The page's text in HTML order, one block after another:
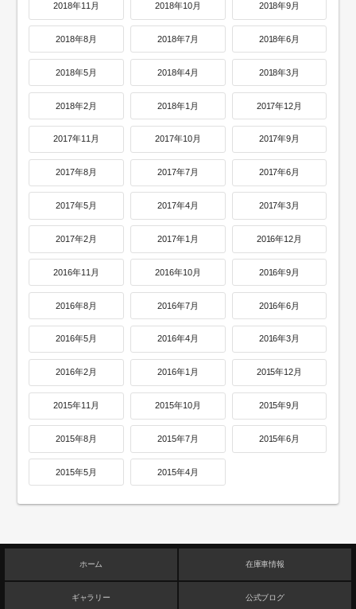
2018年11月 2018年10月 2018年9月
2018年8月 2018年7月 2018年6月
2018年5月 2018年4月 2018年3月
2018年2月 2018年1月 2017年12月
2017年11月 2017年10月 2017年9月
2017年8月 2017年7月 2017年6月
2017年5月 2017年4月 2017年3月
2017年2月 2017年1月 2016年12月
2016年11月 2016年10月 2016年9月
2016年8月 2016年7月 2016年6月
2016年5月 2016年4月 2016年3月
2016年2月 2016年1月 2015年12月
2015年11月 2015年10月 2015年9月
2015年8月 2015年7月 2015年6月
2015年5月 2015年4月
ホーム 在庫車情報
ギャラリー 公式ブログ